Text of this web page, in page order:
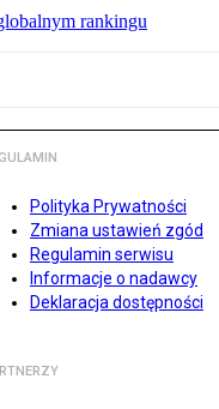
rankingu
Polityka Prywatności
Zmiana ustawień zgód
Regulamin serwisu
Informacje o nadawcy
Deklaracja dostępności